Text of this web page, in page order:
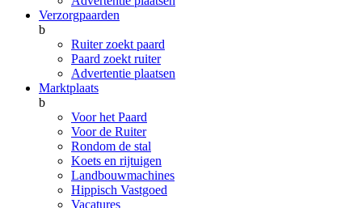
Verzorgpaarden
b
Ruiter zoekt paard
Paard zoekt ruiter
Advertentie plaatsen
Marktplaats
b
Voor het Paard
Voor de Ruiter
Rondom de stal
Koets en rijtuigen
Landbouwmachines
Hippisch Vastgoed
Vacatures